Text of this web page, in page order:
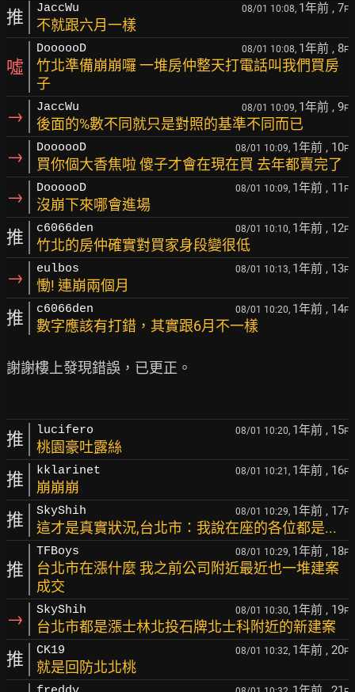
推 JaccWu 08/01 10:08, 1年前 , 7F
不就跟六月一樣
噓
DoooooD 08/01 10:08, 1年前 , 8F
竹北準備崩崩囉 一堆房仲整天打電話叫我們買房
子
→ JaccWu 08/01 10:09, 1年前 , 9F
後面的%數不同就只是對照的基準不同而已
→ DoooooD 08/01 10:09, 1年前 , 10F
買你個大香焦啦 傻子才會在現在買 去年都賣完了
→ DoooooD 08/01 10:09, 1年前 , 11 F
沒崩下來哪會進場
推 c6066den 08/01 10:10, 1年前 , 12F
竹北的房仲確實對買家身段變很低
→ eulbos 08/01 10:13, 1年前 , 13F
慟! 連崩兩個月
推 c6066den 08/01 10:20, 1年前 , 14F
數字應該有打錯，其實跟6月不一樣
謝謝樓上發現錯誤，已更正。
推 lucifero 08/01 10:20, 1年前 , 15F
桃園豪吐露絲
推 kklarinet 08/01 10:21, 1年前 , 16F
崩崩崩
推 SkyShih 08/01 10:29, 1年前 , 17F
這才是真實狀況,台北市：我說在座的各位都是...
推
TFBoys 08/01 10:29, 1年前 , 18F
台北市在漲什麼 我之前公司附近最近也一堆建案
成交
→ SkyShih 08/01 10:30, 1年前 , 19F
台北市都是漲士林北投石牌北士科附近的新建案
推 CK19 08/01 10:32, 1年前 , 20F
就是回防北北桃